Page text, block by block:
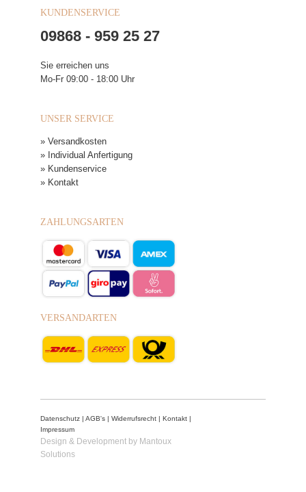
KUNDENSERVICE
09868 - 959 25 27
Sie erreichen uns
Mo-Fr 09:00 - 18:00 Uhr
UNSER SERVICE
» Versandkosten
» Individual Anfertigung
» Kundenservice
» Kontakt
ZAHLUNGSARTEN
VERSANDARTEN
Datenschutz AGB's Widerrufsrecht Kontakt
Impressum
Design & Development by Mantoux
Solutions